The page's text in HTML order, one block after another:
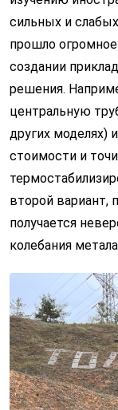
сильных и
прошло
создании
решения.
центральную
других моделях)
стоимости и
второй вариант,
получается
колебания